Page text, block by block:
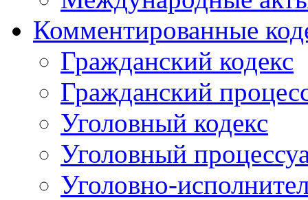
Комментированные
Гражданский кодекс
Гражданский
Уголовный кодекс
Уголовный
Уголовно-